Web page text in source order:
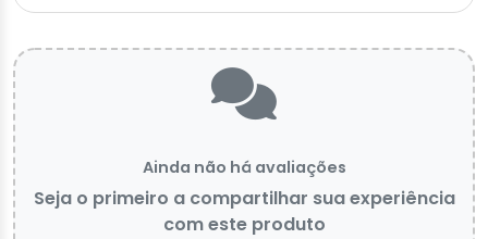
Ainda não há avaliações
Seja o primeiro a compartilhar sua experiência
com este produto